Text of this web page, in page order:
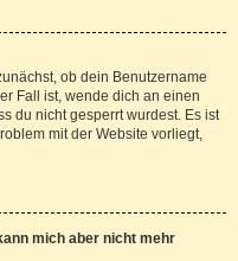
ob dein Benutzername
Fall ist, wende dich an einen
du nicht gesperrt wurdest. Es ist
mit der Website vorliegt,
mich aber nicht mehr